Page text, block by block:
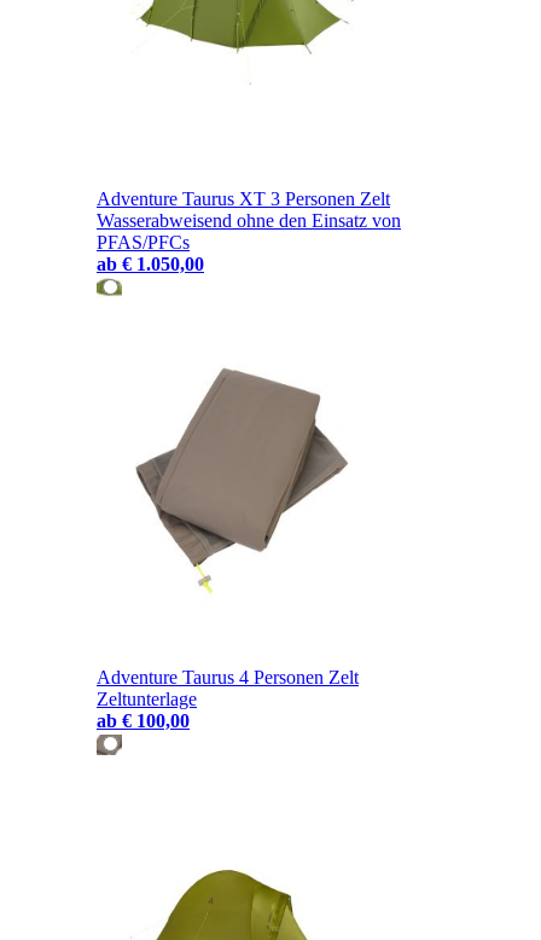
Adventure Taurus XT 3 Personen Zelt
Wasserabweisend ohne den Einsatz von
PFAS/PFCs
ab € 1.050,00
Adventure Taurus 4 Personen Zelt
Zeltunterlage
ab € 100,00